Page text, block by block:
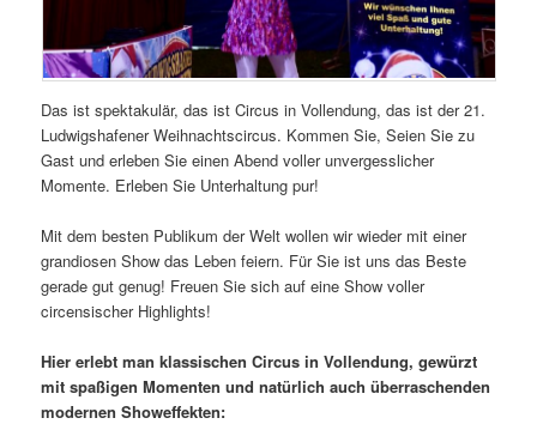
Das ist spektakulär, das ist Circus in Vollendung, das ist der 21.
Ludwigshafener Weihnachtscircus. Kommen Sie, Seien Sie zu
Gast und erleben Sie einen Abend voller unvergesslicher
Momente. Erleben Sie Unterhaltung pur!
Mit dem besten Publikum der Welt wollen wir wieder mit einer
grandiosen Show das Leben feiern. Für Sie ist uns das Beste
gerade gut genug! Freuen Sie sich auf eine Show voller
circensischer Highlights!
Hier erlebt man klassischen Circus in Vollendung, gewürzt
mit spaßigen Momenten und natürlich auch überraschenden
modernen Showeffekten: